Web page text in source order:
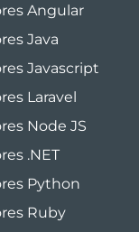
Angular
Java
Javascript
Laravel
Node JS
.NET
Python
Ruby